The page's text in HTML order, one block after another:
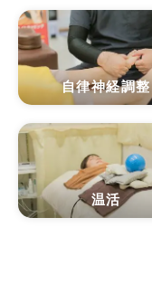
自律神経調整
温活